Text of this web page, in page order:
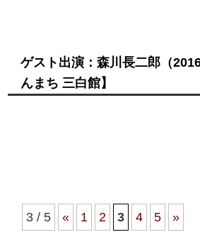
ゲスト出演：森川長二郎（
んまち 三白館】
3 / 5 « 1 2 3 4 5 »